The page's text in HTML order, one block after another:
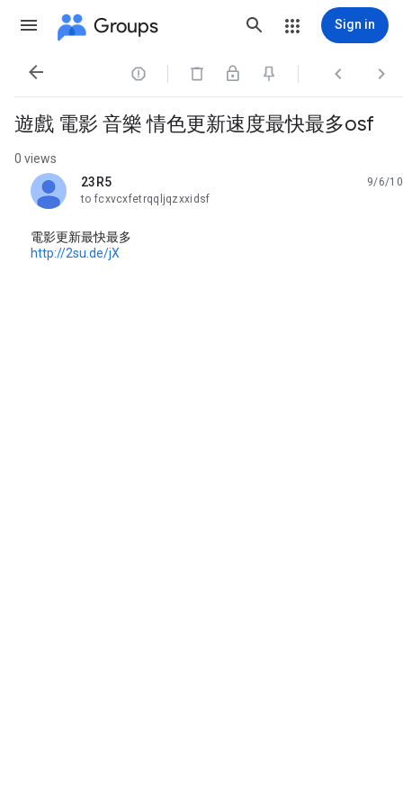
Groups Sign in
   
遊戲 電影 音樂 情色更新速度最快最多osf
0 views
23R5
unread,
9/6/10
to fcxvcxfetrqqljqzxxidsf
電影更新最快最多
http://2su.de/jX